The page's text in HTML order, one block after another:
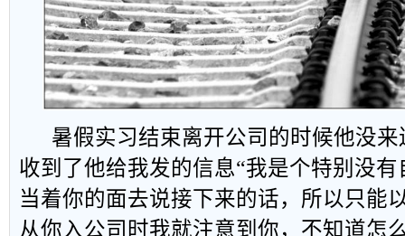
暑假实习结束离开公司的时候他没来
收到了他给我发的信息“我是个特别没
当着你的面去说接下来的话，所以只能
从你入公司时我就注意到你，不知道怎